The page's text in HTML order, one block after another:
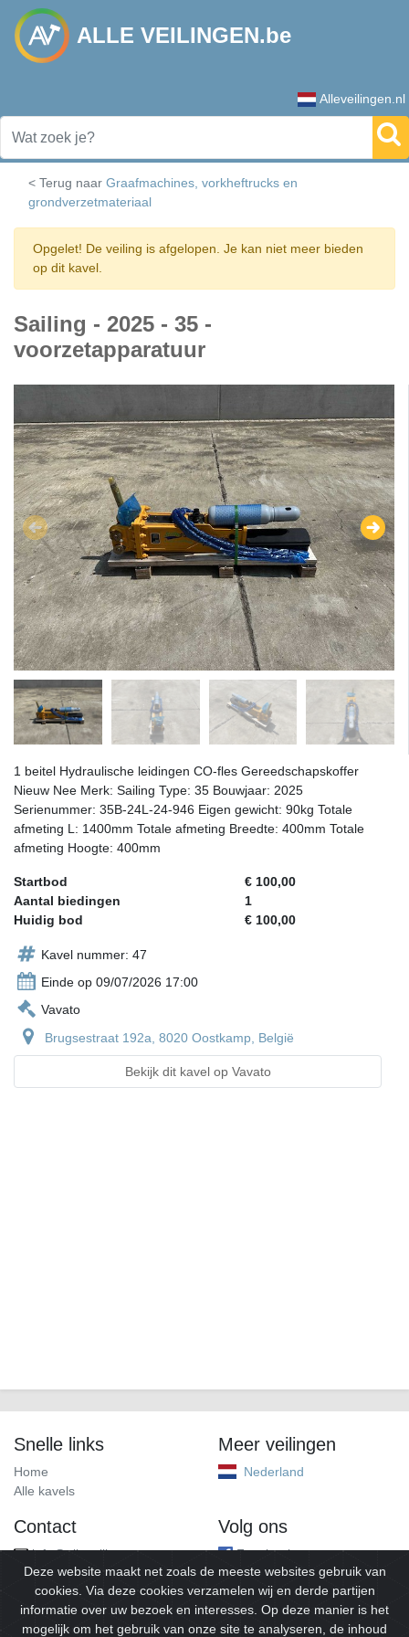
ALLE VEILINGEN.be
Alleveilingen.nl
< Terug naar Graafmachines, vorkheftrucks en
grondverzetmateriaal
Opgelet! De veiling is afgelopen. Je kan niet meer bieden
op dit kavel.
Sailing - 2025 - 35 -
voorzetapparatuur
1 beitel Hydraulische leidingen CO-fles Gereedschapskoffer
Nieuw Nee Merk: Sailing Type: 35 Bouwjaar: 2025
Serienummer: 35B-24L-24-946 Eigen gewicht: 90kg Totale
afmeting L: 1400mm Totale afmeting Breedte: 400mm Totale
afmeting Hoogte: 400mm
Startbod
€ 100,00
Aantal biedingen
1
Huidig bod
€ 100,00
Kavel nummer: 47
Einde op 09/07/2026 17:00
Vavato
Brugsestraat 192a, 8020 Oostkamp, België
Bekijk dit kavel op Vavato
Snelle links
Home
Alle kavels
Meer veilingen
Nederland
Contact
info@alleveilingen.net
Volg ons
Facebook
Deze website maakt net zoals de meeste websites gebruik van
cookies. Via deze cookies verzamelen wij en derde partijen
informatie over uw bezoek en interesses. Op deze manier is het
mogelijk om het gebruik van onze site te analyseren, de inhoud